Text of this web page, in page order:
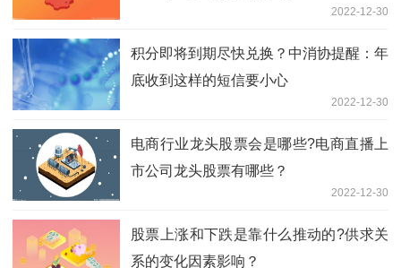
2022-12-30
积分即将到期尽快兑换？中消协提醒：年
底收到这样的短信要小心
2022-12-30
电商行业龙头股票会是哪些?电商直播上
市公司龙头股票有哪些？
2022-12-30
股票上涨和下跌是靠什么推动的?供求关
系的变化因素影响？